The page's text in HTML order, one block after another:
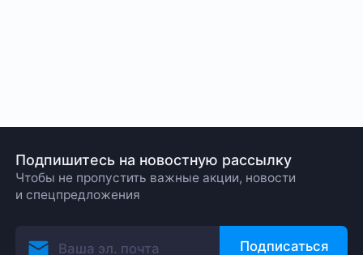
Подпишитесь на новостную рассылку
Чтобы не пропустить важные акции, новости
и спецпредложения
Подписаться